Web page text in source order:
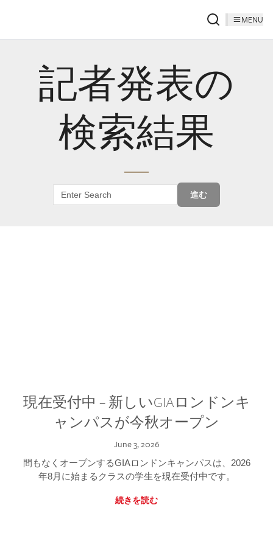
MENU
記者発表の
検索結果
進む
現在受付中 – 新しいGIAロンドンキ
ャンパスが今秋オープン
June 3, 2026
間もなくオープンするGIAロンドンキャンパスは、2026
年8月に始まるクラスの学生を現在受付中です。
続きを読む